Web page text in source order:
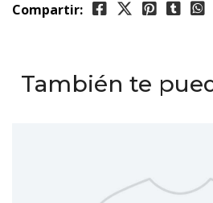
Compartir:
También te